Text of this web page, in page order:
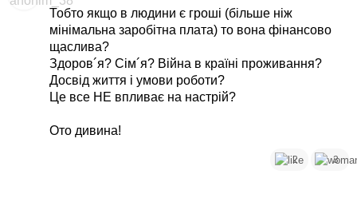
Тобто якщо в людини є гроші (більше ніж
мінімальна заробітна плата) то вона фінансово
щаслива?
Здоров´я? Сім´я? Війна в країні проживання?
Досвід життя і умови роботи?
Це все НЕ впливає на настрій?
Ото дивина!
2 3